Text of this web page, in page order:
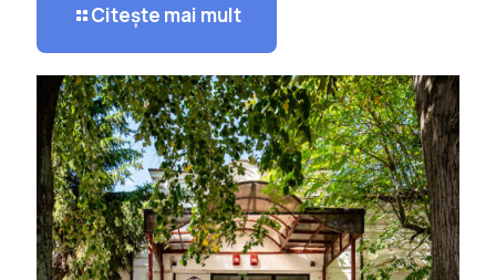
Citește mai mult